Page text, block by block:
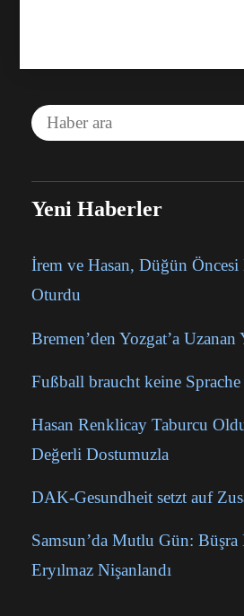
Yeni Haberler
İrem ve Hasan, Düğün Öncesi
Oturdu
Bremen’den Yozgat’a Uzanan
Fußball braucht keine Sprache
Hasan Renklicay Taburcu
Değerli Dostumuzla
DAK-Gesundheit setzt auf
Samsun’da Mutlu Gün:
Eryılmaz Nişanlandı